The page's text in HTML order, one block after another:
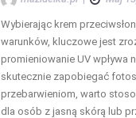
Wybierając krem
warunków, kluczowe jest
promieniowanie UV wpływa
skutecznie zapobiegać
przebarwieniom, warto
dla osób z jasną skórą lub